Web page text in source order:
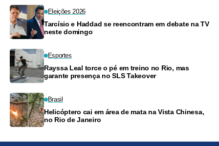
Eleições 2026
Tarcísio e Haddad se reencontram em debate na TV
neste domingo
Esportes
Rayssa Leal torce o pé em treino no Rio, mas
garante presença no SLS Takeover
Brasil
Helicóptero cai em área de mata na Vista Chinesa,
no Rio de Janeiro